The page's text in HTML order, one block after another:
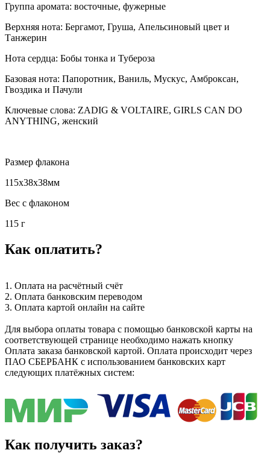
Группа аромата: восточные, фужерные
Верхняя нота: Бергамот, Груша, Апельсиновый цвет и
Танжерин
Нота сердца: Бобы тонка и Тубероза
Базовая нота: Папоротник, Ваниль, Мускус, Амброксан,
Гвоздика и Пачули
Ключевые слова: ZADIG & VOLTAIRE, GIRLS CAN DO
ANYTHING, женский
Размер флакона
115x38x38мм
Вес с флаконом
115 г
Как оплатить?
1. Оплата на расчётный счёт
2. Оплата банковским переводом
3. Оплата картой онлайн на сайте
Для выбора оплаты товара с помощью банковской карты на
соответствующей странице необходимо нажать кнопку
Оплата заказа банковской картой. Оплата происходит через
ПАО СБЕРБАНК с использованием банковских карт
следующих платёжных систем:
Как получить заказ?